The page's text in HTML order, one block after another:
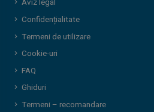
Aviz legal
Confidențialitate
Termeni de utilizare
Cookie-uri
FAQ
Ghiduri
Termeni – recomandare